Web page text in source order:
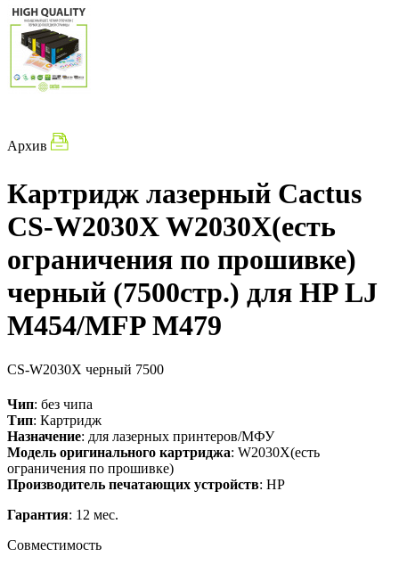
Архив
Картридж лазерный Cactus
CS-W2030X W2030X(есть
ограничения по прошивке)
черный (7500стр.) для HP LJ
M454/MFP M479
CS-W2030X черный 7500
Чип: без чипа
Тип: Картридж
Назначение: для лазерных принтеров/МФУ
Модель оригинального картриджа: W2030X(есть
ограничения по прошивке)
Производитель печатающих устройств: HP
Гарантия: 12 мес.
Совместимость